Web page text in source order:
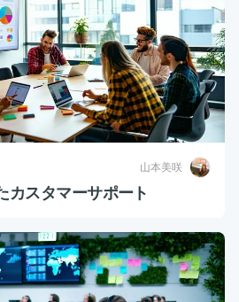
山本美咲
カスタマーサポート